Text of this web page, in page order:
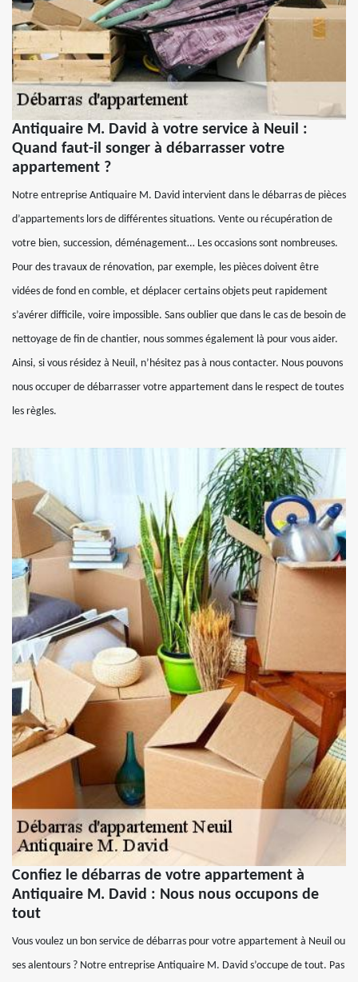
Antiquaire M. David à votre service à Neuil :
Quand faut-il songer à débarrasser votre
appartement ?
Notre entreprise Antiquaire M. David intervient dans le débarras de pièces
d’appartements lors de différentes situations. Vente ou récupération de
votre bien, succession, déménagement… Les occasions sont nombreuses.
Pour des travaux de rénovation, par exemple, les pièces doivent être
vidées de fond en comble, et déplacer certains objets peut rapidement
s’avérer difficile, voire impossible. Sans oublier que dans le cas de besoin de
nettoyage de fin de chantier, nous sommes également là pour vous aider.
Ainsi, si vous résidez à Neuil, n’hésitez pas à nous contacter. Nous pouvons
nous occuper de débarrasser votre appartement dans le respect de toutes
les règles.
Confiez le débarras de votre appartement à
Antiquaire M. David : Nous nous occupons de
tout
Vous voulez un bon service de débarras pour votre appartement à Neuil ou
ses alentours ? Notre entreprise Antiquaire M. David s’occupe de tout. Pas